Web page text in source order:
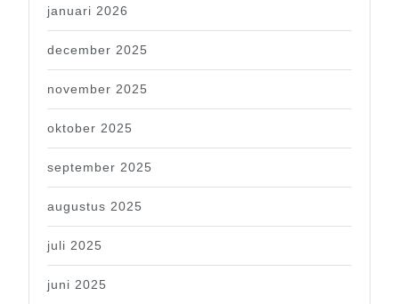
januari 2026
december 2025
november 2025
oktober 2025
september 2025
augustus 2025
juli 2025
juni 2025